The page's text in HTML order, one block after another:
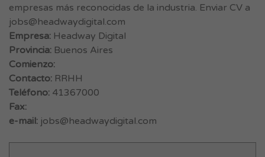
empresas más reconocidas de la industria. Enviar CV a
jobs@headwaydigital.com
Empresa: Headway Digital
Provincia: Buenos Aires
Comienzo:
Contacto: RRHH
Teléfono: 41367000
Fax:
e-mail: jobs@headwaydigital.com